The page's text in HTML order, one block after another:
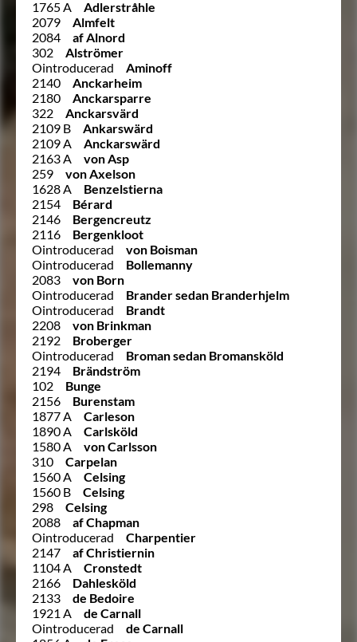
1765 A
Adlerstråhle
2079
Almfelt
2084
af Alnord
302
Alströmer
Ointroducerad
Aminoff
2140
Anckarheim
2180
Anckarsparre
322
Anckarsvärd
2109 B
Ankarswärd
2109 A
Anckarswärd
2163 A
von Asp
259
von Axelson
1628 A
Benzelstierna
2154
Bérard
2146
Bergencreutz
2116
Bergenkloot
Ointroducerad
von Boisman
Ointroducerad
Bollemanny
2083
von Born
Ointroducerad
Brander sedan Branderhjelm
Ointroducerad
Brandt
2208
von Brinkman
2192
Broberger
Ointroducerad
Broman sedan Bromansköld
2194
Brändström
102
Bunge
2156
Burenstam
1877 A
Carleson
1890 A
Carlsköld
1580 A
von Carlsson
310
Carpelan
1560 A
Celsing
1560 B
Celsing
298
Celsing
2088
af Chapman
Ointroducerad
Charpentier
2147
af Christiernin
1104 A
Cronstedt
2166
Dahlesköld
2133
de Bedoire
1921 A
de Carnall
Ointroducerad
de Carnall